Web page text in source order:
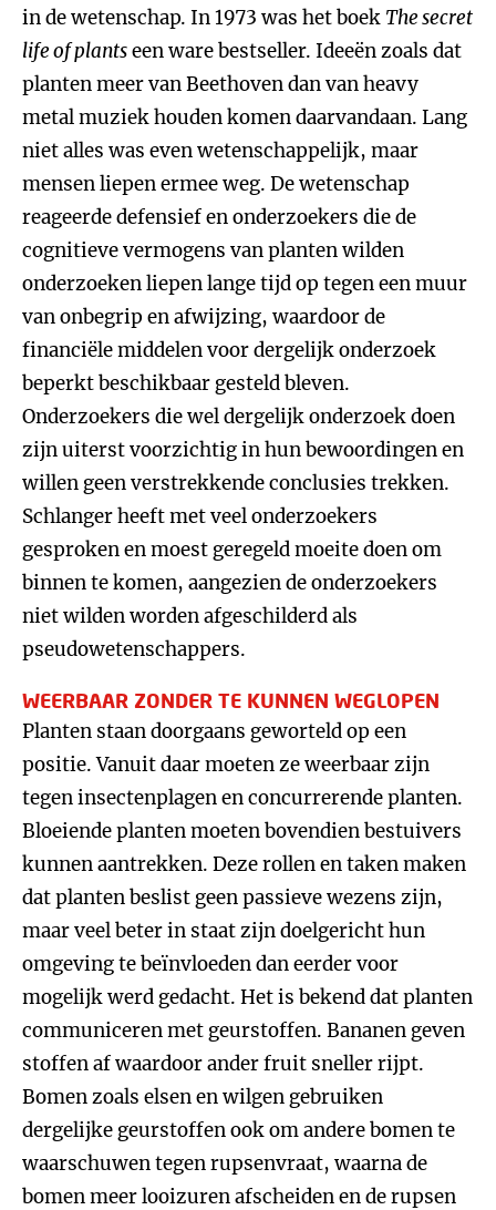
in de wetenschap. In 1973 was het boek The secret
life of plantseen ware bestseller. Ideeën zoals dat
planten meer van Beethoven dan van heavy
metal muziek houden komen daarvandaan. Lang
niet alles was even wetenschappelijk, maar
mensen liepen ermee weg. De wetenschap
reageerde defensief en onderzoekers die de
cognitieve vermogens van planten wilden
onderzoeken liepen lange tijd op tegen een muur
van onbegrip en afwijzing, waardoor de
financiële middelen voor dergelijk onderzoek
beperkt beschikbaar gesteld bleven.
Onderzoekers die wel dergelijk onderzoek doen
zijn uiterst voorzichtig in hun bewoordingen en
willen geen verstrekkende conclusies trekken.
Schlanger heeft met veel onderzoekers
gesproken en moest geregeld moeite doen om
binnen te komen, aangezien de onderzoekers
niet wilden worden afgeschilderd als
pseudowetenschappers.
WEERBAAR ZONDER TE KUNNEN WEGLOPEN
Planten staan doorgaans geworteld op een
positie. Vanuit daar moeten ze weerbaar zijn
tegen insectenplagen en concurrerende planten.
Bloeiende planten moeten bovendien bestuivers
kunnen aantrekken. Deze rollen en taken maken
dat planten beslist geen passieve wezens zijn,
maar veel beter in staat zijn doelgericht hun
omgeving te beïnvloeden dan eerder voor
mogelijk werd gedacht. Het is bekend dat planten
communiceren met geurstoffen. Bananen geven
stoffen af waardoor ander fruit sneller rijpt.
Bomen zoals elsen en wilgen gebruiken
dergelijke geurstoffen ook om andere bomen te
waarschuwen tegen rupsenvraat, waarna de
bomen meer looizuren afscheiden en de rupsen